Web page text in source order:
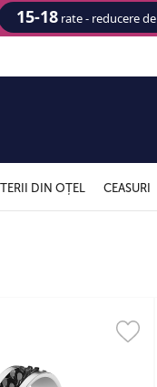
15-18rate - reducere de
DIN OȚEL CEASURI